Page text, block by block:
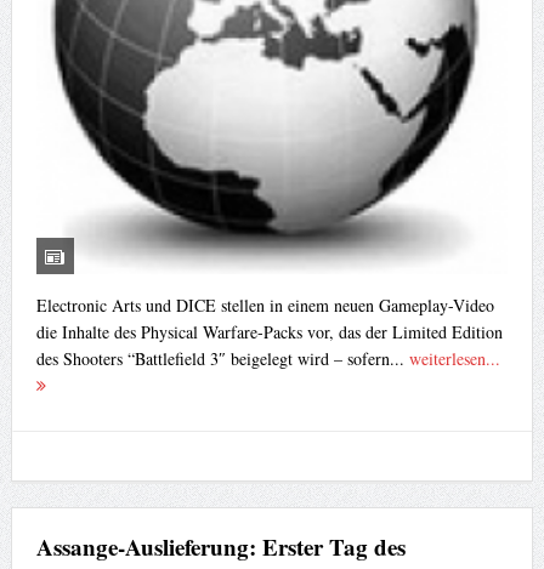
Electronic Arts und DICE stellen in einem neuen Gameplay-Video
die Inhalte des Physical Warfare-Packs vor, das der Limited Edition
des Shooters “Battlefield 3″ beigelegt wird – sofern... weiterlesen...
Assange-Auslieferung: Erster Tag des